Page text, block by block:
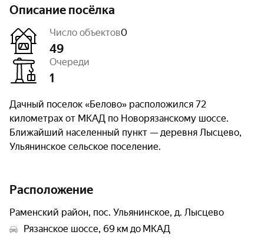
Описание посёлка
Число объектов
49
Очереди
1
0
Дачный поселок «Белово» расположился 72
километрах от МКАД по Новорязанскому шоссе.
Ближайший населенный пункт — деревня Лысцево,
Ульянинское сельское поселение.
Расположение
Раменский район, пос. Ульянинское, д. Лысцево
Рязанское шоссе, 69 км до МКАД